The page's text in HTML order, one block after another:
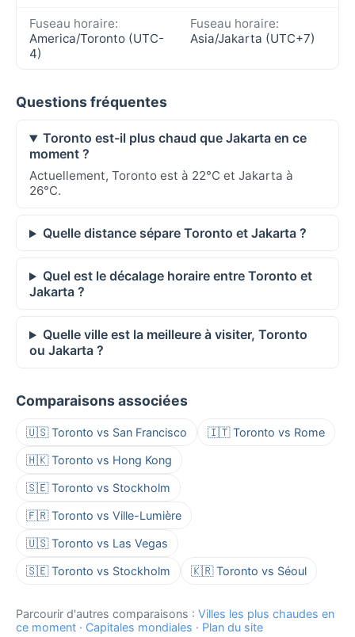
Fuseau horaire:
America/Toronto (UTC-
4)
Fuseau horaire:
Asia/Jakarta (UTC+7)
Questions fréquentes
Toronto est-il plus chaud que Jakarta en ce
moment ?
Actuellement, Toronto est à 22°C et Jakarta à
26°C.
Quelle distance sépare Toronto et Jakarta ?
Quel est le décalage horaire entre Toronto et
Jakarta ?
Quelle ville est la meilleure à visiter, Toronto
ou Jakarta ?
Comparaisons associées
🇺🇸 Toronto vs San Francisco 🇮🇹 Toronto vs Rome
🇭🇰 Toronto vs Hong Kong
🇸🇪 Toronto vs Stockholm
🇫🇷 Toronto vs Ville-Lumière
🇺🇸 Toronto vs Las Vegas
🇸🇪 Toronto vs Stockholm 🇰🇷 Toronto vs Séoul
Parcourir d'autres comparaisons : Villes les plus chaudes en
ce moment · Capitales mondiales · Plan du site